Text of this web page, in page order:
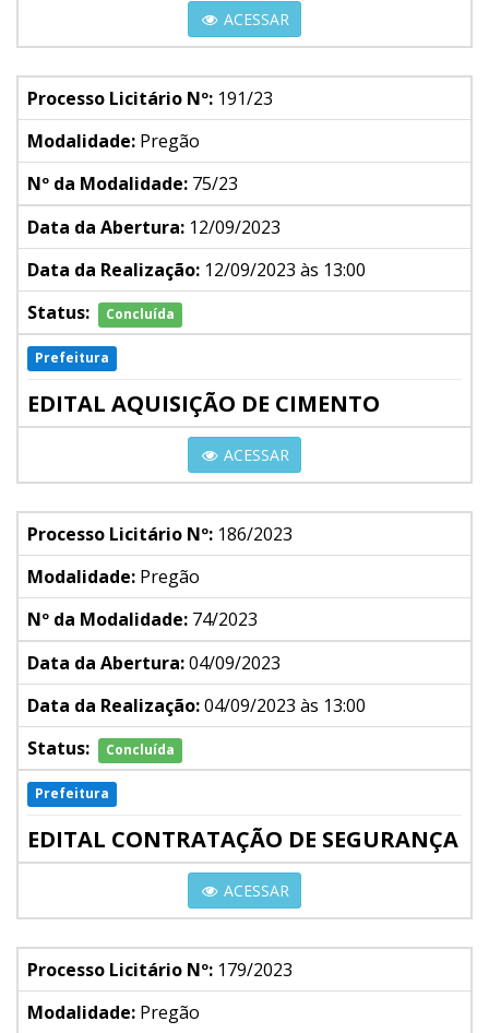
ACESSAR
Processo Licitário Nº: 191/23
Modalidade: Pregão
Nº da Modalidade: 75/23
Data da Abertura: 12/09/2023
Data da Realização: 12/09/2023 às 13:00
Status:
Concluída
Prefeitura
EDITAL AQUISIÇÃO DE CIMENTO
ACESSAR
Processo Licitário Nº: 186/2023
Modalidade: Pregão
Nº da Modalidade: 74/2023
Data da Abertura:04/09/2023
Data da Realização:04/09/2023 às 13:00
Status:
Concluída
Prefeitura
EDITAL CONTRATAÇÃO DE SEGURANÇA
ACESSAR
Processo Licitário Nº: 179/2023
Modalidade: Pregão